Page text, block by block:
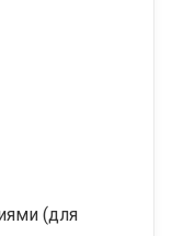
(для